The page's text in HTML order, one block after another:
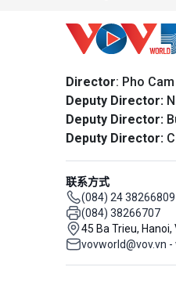
Director: Pho
Deputy Director:
Deputy Director:
Deputy Director:
联系方式
(084) 24 38266809
(084) 38266707
45 Ba Trieu,
vovworld@vov.vn